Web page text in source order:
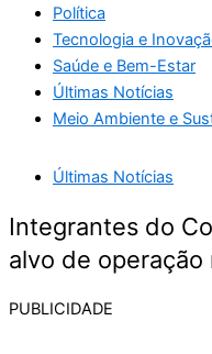
Política
Tecnologia e
Saúde e Bem-Estar
Últimas Notícias
Meio Ambiente e
Últimas Notícias
Integrantes do
alvo de
PUBLICIDADE